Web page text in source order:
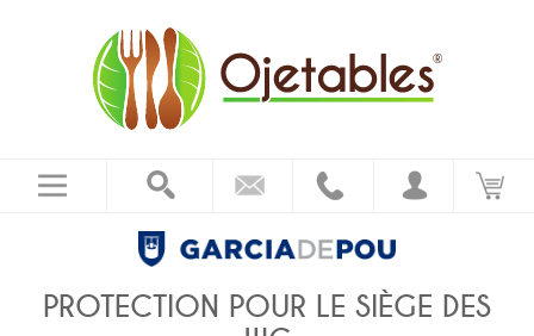
PROTECTION POUR LE SIÈGE DES